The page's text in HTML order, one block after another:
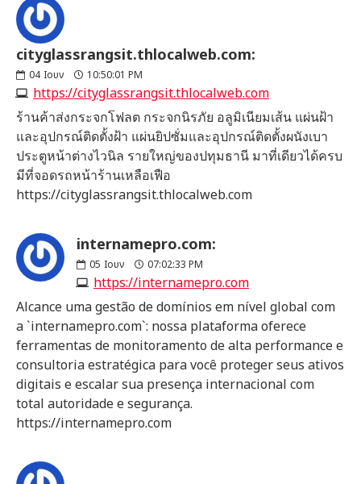
cityglassrangsit.thlocalweb.com:
04 Ιουν 10:50:01 PM
https://cityglassrangsit.thlocalweb.com
ร้านค้าส่งกระจกโฟลต กระจกนิรภัย อลูมิเนียมเส้น แผ่นฝ้า
และอุปกรณ์ติดตั้งฝ้า แผ่นยิปซั่มและอุปกรณ์ติดตั้งผนังเบา
ประตูหน้าต่างไวนิล รายใหญ่ของปทุมธานี มาที่เดียวได้ครบ
มีที่จอดรถหน้าร้านเหลือเฟือ
https://cityglassrangsit.thlocalweb.com
internamepro.com:
05 Ιουν 07:02:33 PM
https://internamepro.com
Alcance uma gestão de domínios em nível global com
a `internamepro.com`: nossa plataforma oferece
ferramentas de monitoramento de alta performance e
consultoria estratégica para você proteger seus ativos
digitais e escalar sua presença internacional com
total autoridade e segurança.
https://internamepro.com